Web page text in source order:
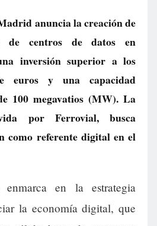
anuncia la creación de
de centros de datos en
inversión superior a los
euros y una capacidad
100 megavatios (MW). La
por Ferrovial, busca
como referente digital en el
enmarca en la estrategia
la economía digital, que